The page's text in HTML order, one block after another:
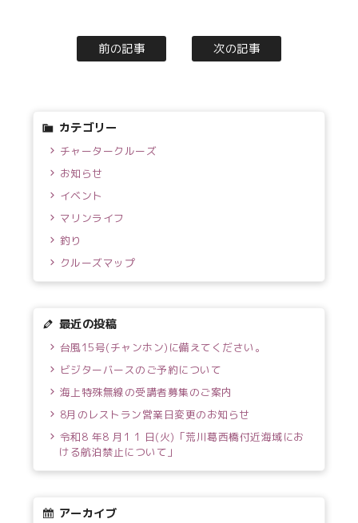
前の記事 次の記事
カテゴリー
チャータークルーズ
お知らせ
イベント
マリンライフ
釣り
クルーズマップ
最近の投稿
台風15号(チャンホン)に備えてください。
ビジターバースのご予約について
海上特殊無線の受講者募集のご案内
8月のレストラン営業日変更のお知らせ
令和8 年8 月1 1 日(火)「荒川葛西橋付近海域にお
ける航泊禁止について」
アーカイブ